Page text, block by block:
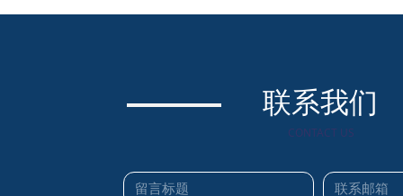
联系我们
CONTACT US